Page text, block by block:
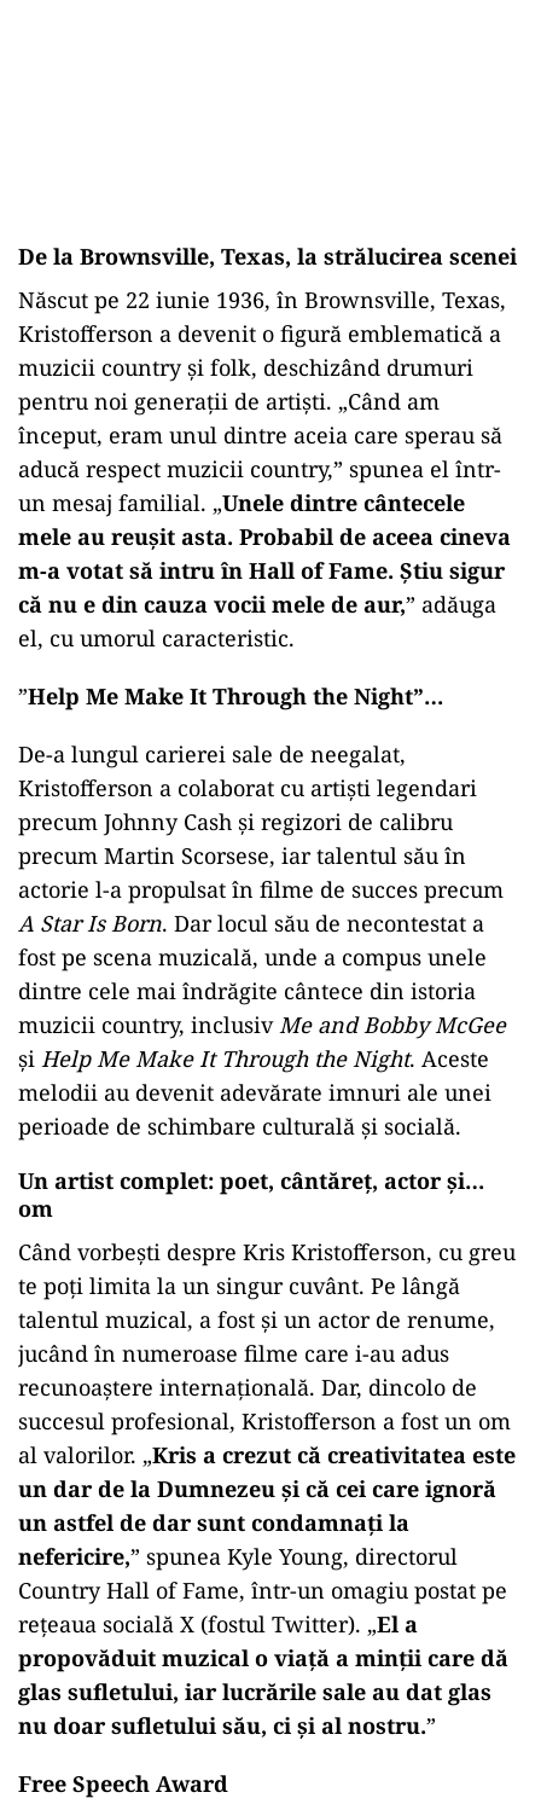
De la Brownsville, Texas, la strălucirea scenei
Născut pe 22 iunie 1936, în Brownsville, Texas,
Kristofferson a devenit o figură emblematică a
muzicii country și folk, deschizând drumuri
pentru noi generații de artiști. „Când am
început, eram unul dintre aceia care sperau să
aducă respect muzicii country,” spunea el într-
un mesaj familial. „Unele dintre cântecele
mele au reușit asta. Probabil de aceea cineva
m-a votat să intru în Hall of Fame. Știu sigur
că nu e din cauza vocii mele de aur,” adăuga
el, cu umorul caracteristic.
”Help Me Make It Through the Night”…
De-a lungul carierei sale de neegalat,
Kristofferson a colaborat cu artiști legendari
precum Johnny Cash și regizori de calibru
precum Martin Scorsese, iar talentul său în
actorie l-a propulsat în filme de succes precum
A Star Is Born. Dar locul său de necontestat a
fost pe scena muzicală, unde a compus unele
dintre cele mai îndrăgite cântece din istoria
muzicii country, inclusivMe and Bobby McGee
și Help Me Make It Through the Night. Aceste
melodii au devenit adevărate imnuri ale unei
perioade de schimbare culturală și socială.
Un artist complet: poet, cântăreț, actor și…
om
Când vorbești despre Kris Kristofferson, cu greu
te poți limita la un singur cuvânt. Pe lângă
talentul muzical, a fost și un actor de renume,
jucând în numeroase filme care i-au adus
recunoaștere internațională. Dar, dincolo de
succesul profesional, Kristofferson a fost un om
al valorilor. „Kris a crezut că creativitatea este
un dar de la Dumnezeu și că cei care ignoră
un astfel de dar sunt condamnați la
nefericire,” spunea Kyle Young, directorul
Country Hall of Fame, într-un omagiu postat pe
rețeaua socială X (fostul Twitter). „El a
propovăduit muzical o viață a minții care dă
glas sufletului, iar lucrările sale au dat glas
nu doar sufletului său, ci și al nostru.”
Free Speech Award